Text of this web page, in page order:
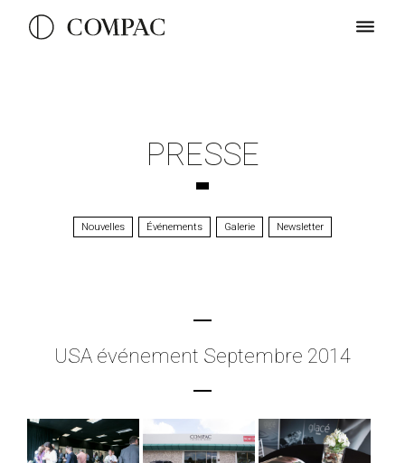
PRESSE
Nouvelles Événements Galerie Newsletter
USA événement Septembre 2014